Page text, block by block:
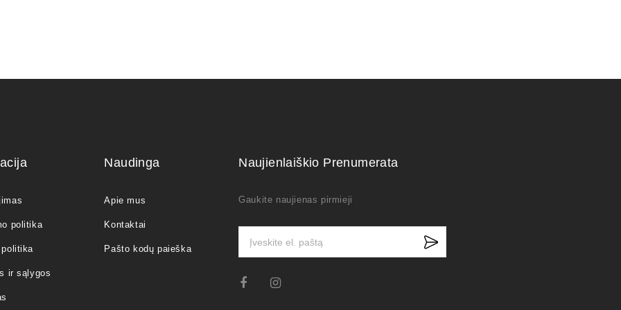
politika
ir sąlygos
Naudinga
Apie mus
Kontaktai
Pašto kodų paieška
Naujienlaiškio Prenumerata
Gaukite naujienas pirmieji